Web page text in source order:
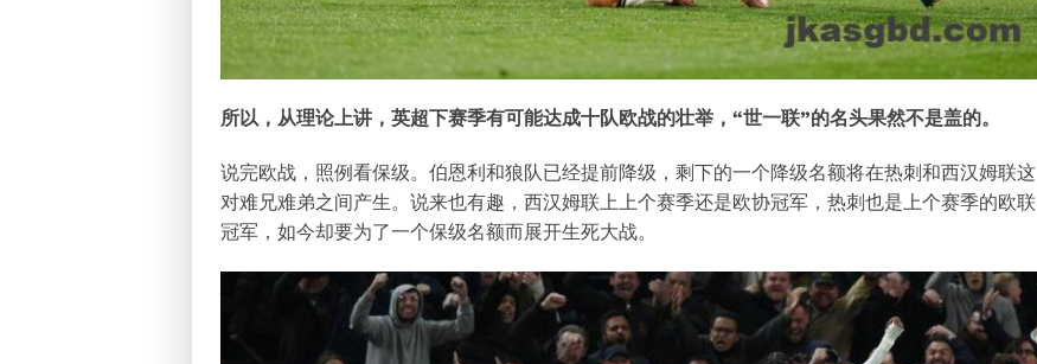
所以，从理论上讲，英超下赛季有可能达成十队欧战的壮举，“世一联”的名头果然不是盖的。
说完欧战，照例看保级。伯恩利和狼队已经提前降级，剩下的一个降级名额将在热刺和西汉姆联这
对难兄难弟之间产生。说来也有趣，西汉姆联上上个赛季还是欧协冠军，热刺也是上个赛季的欧联
冠军，如今却要为了一个保级名额而展开生死大战。